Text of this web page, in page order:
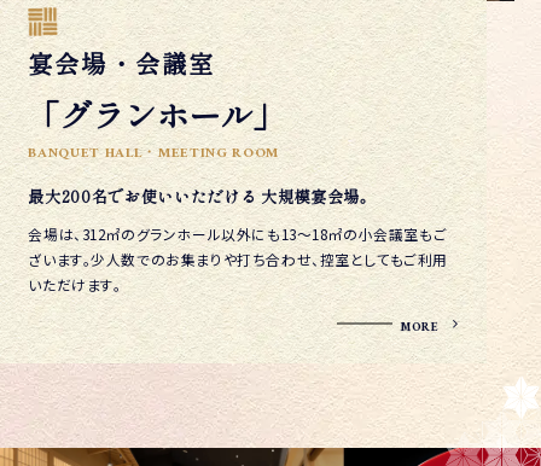
宴会場・会議室
「グランホール」
BANQUET HALL・MEETING ROOM
最大200名でお使いいただける大規模宴会場。
会場は、312㎡のグランホール以外にも13～18㎡の小会議室もご
ざいます。少人数でのお集まりや打ち合わせ、控室としてもご利用
いただけます。
MORE